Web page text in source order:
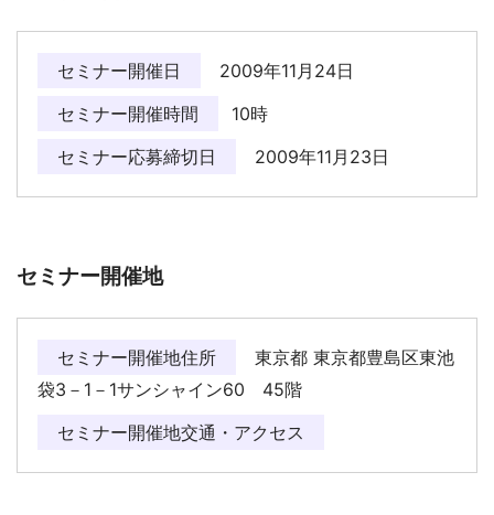
セミナー開催日
2009年11月24日
セミナー開催時間
10時
セミナー応募締切日
2009年11月23日
セミナー開催地
セミナー開催地住所
東京都 東京都豊島区東池
袋3－1－1サンシャイン60 45階
セミナー開催地交通・アクセス